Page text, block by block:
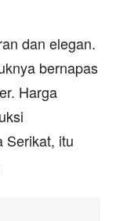
dan elegan.
bernapas
Harga
Serikat, itu